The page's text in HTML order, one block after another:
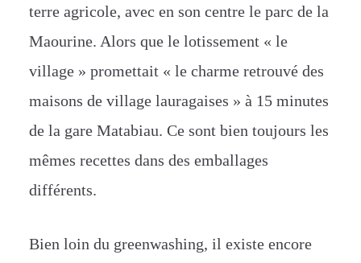
terre agricole, avec en son centre le parc de la
Maourine. Alors que le lotissement « le
village » promettait « le charme retrouvé des
maisons de village lauragaises » à 15 minutes
de la gare Matabiau. Ce sont bien toujours les
mêmes recettes dans des emballages
différents.
Bien loin du greenwashing, il existe encore